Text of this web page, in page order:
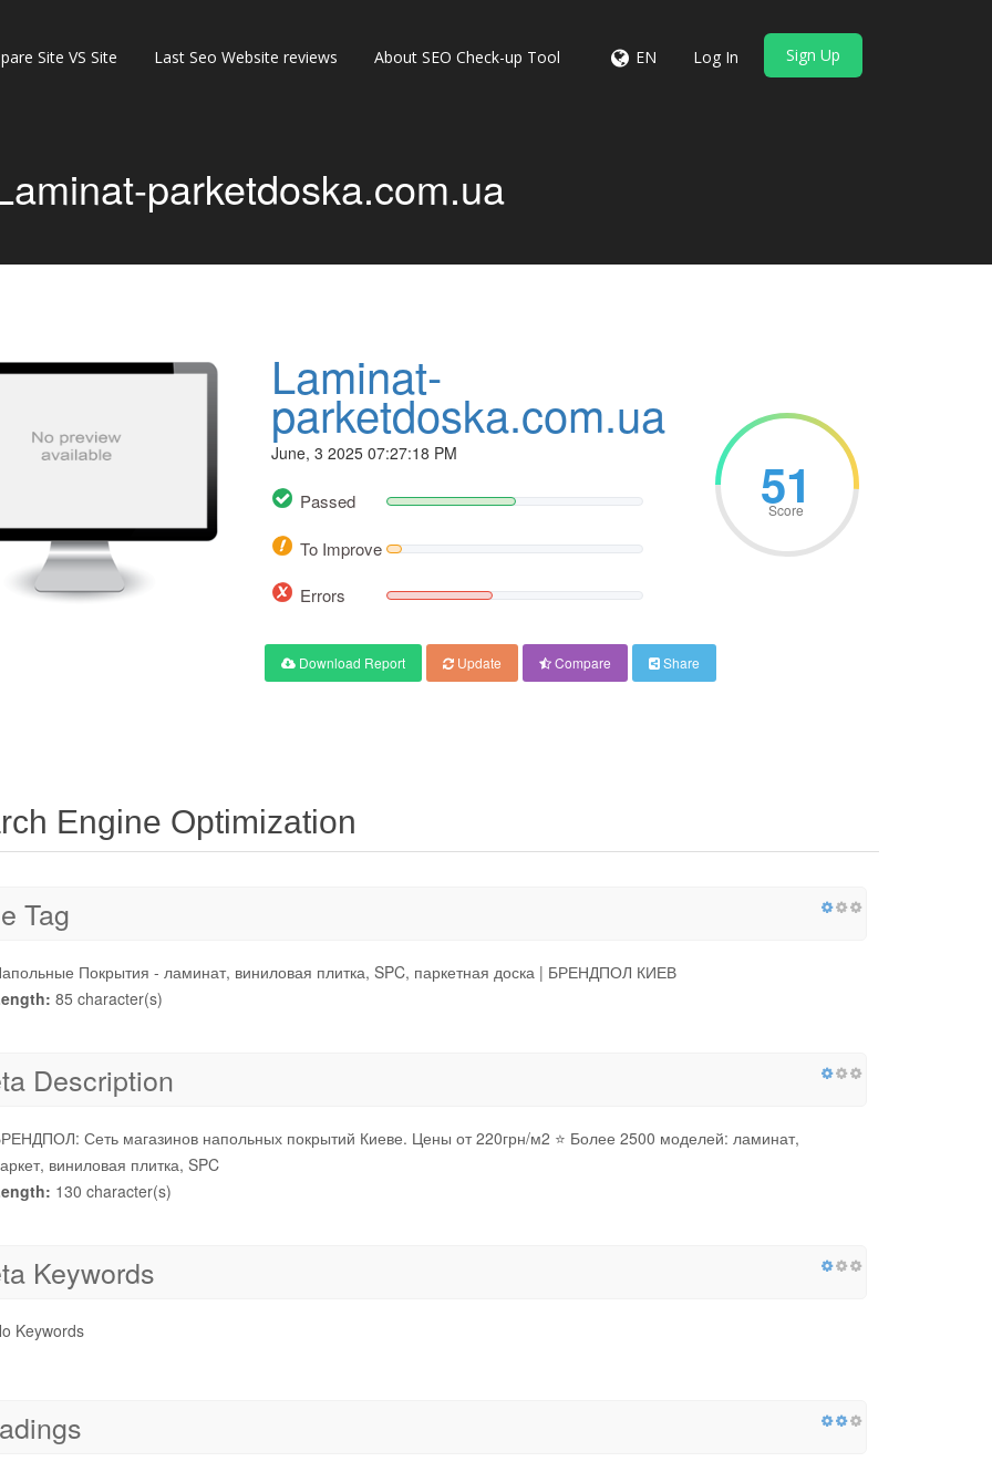
Site VS Site Last Seo Website reviews About SEO Check-up Tool EN Log In Sign Up
parketdoska.com.ua
Laminat-
parketdoska.com.ua
June, 3 2025 07:27:18 PM
Passed
To Improve
Errors
51
Score
Download Report Update Compare Share
Engine Optimization
Tag
Покрытия - ламинат, виниловая плитка, SPC, паркетная доска | БРЕНДПОЛ КИЕВ
85 character(s)
Description
Сеть магазинов напольных покрытий Киеве. Цены от 220грн/м2 ⭐️ Более 2500 моделей: ламинат,
виниловая плитка, SPC
130 character(s)
Keywords
Keywords